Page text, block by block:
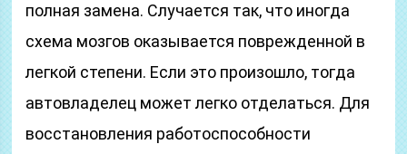
полная замена. Случается так, что иногда
схема мозгов оказывается поврежденной в
легкой степени. Если это произошло, тогда
автовладелец может легко отделаться. Для
восстановления работоспособности